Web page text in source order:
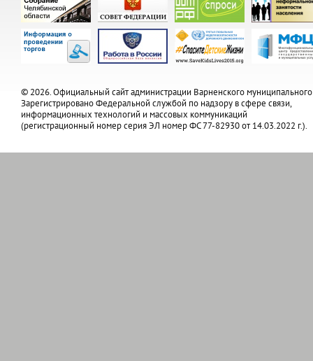
© 2026. Официальный сайт администрации Варненского муниципального
Зарегистрировано Федеральной службой по надзору в сфере связи,
информационных технологий и массовых коммуникаций
(регистрационный номер серия ЭЛ номер ФС 77-82930 от 14.03.2022 г.).